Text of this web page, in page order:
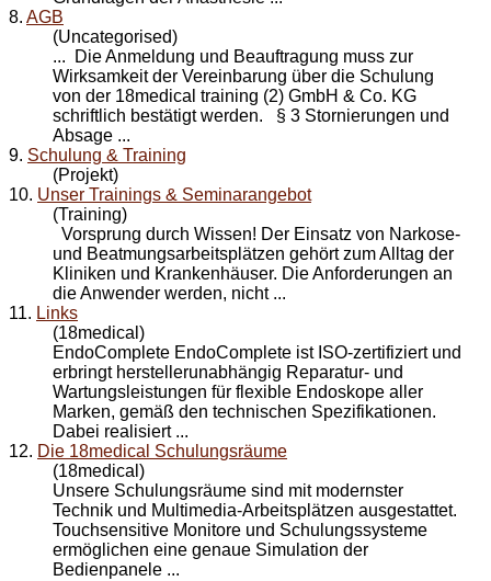
8. AGB
(Uncategorised)
... Die Anmeldung und Beauftragung muss zur
Wirksamkeit der Vereinbarung über die Schulung
von der 18medical training (2) GmbH & Co. KG
schriftlich bestätigt werden. § 3 Stornierungen und
Absage ...
9. Schulung & Training
(Projekt)
10. Unser Trainings & Seminarangebot
(Training)
Vorsprung durch Wissen! Der Einsatz von Narkose-
und Beatmungsarbeitsplätzen gehört zum Alltag der
Kliniken und Krankenhäuser. Die Anforderungen an
die Anwender werden, nicht ...
11. Links
(18medical)
EndoComplete EndoComplete ist ISO-zertifiziert und
erbringt herstellerunabhängig Reparatur- und
Wartungsleistungen für flexible Endoskope aller
Marken, gemäß den technischen Spezifikationen.
Dabei realisiert ...
12. Die 18medical Schulungsräume
(18medical)
Unsere Schulungsräume sind mit modernster
Technik und Multimedia-Arbeitsplätzen ausgestattet.
Touchsensitive Monitore und Schulungssysteme
ermöglichen eine genaue Simulation der
Bedienpanele ...